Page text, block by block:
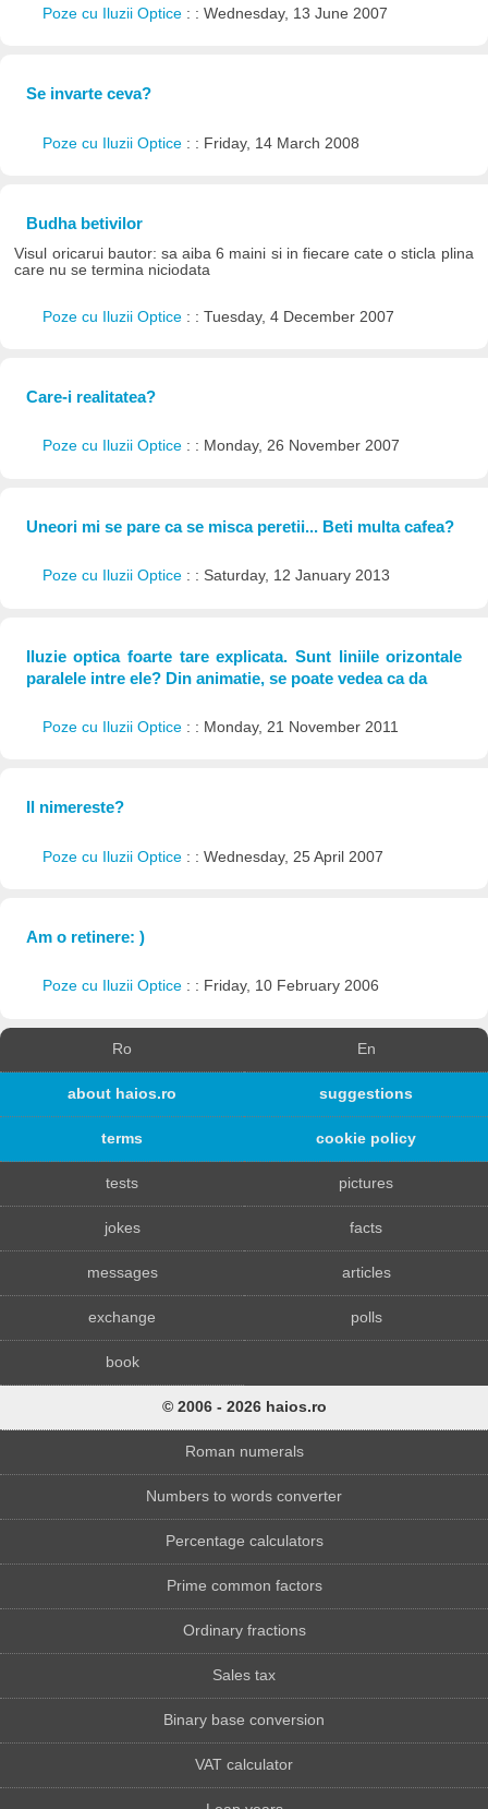
Poze cu Iluzii Optice : : Wednesday, 13 June 2007
Se invarte ceva?
Poze cu Iluzii Optice : : Friday, 14 March 2008
Budha betivilor
Visul oricarui bautor: sa aiba 6 maini si in fiecare cate o sticla plina
care nu se termina niciodata
Poze cu Iluzii Optice : : Tuesday, 4 December 2007
Care-i realitatea?
Poze cu Iluzii Optice : : Monday, 26 November 2007
Uneori mi se pare ca se misca peretii... Beti multa cafea?
Poze cu Iluzii Optice : : Saturday, 12 January 2013
Iluzie optica foarte tare explicata. Sunt liniile orizontale
paralele intre ele? Din animatie, se poate vedea ca da
Poze cu Iluzii Optice : : Monday, 21 November 2011
Il nimereste?
Poze cu Iluzii Optice : : Wednesday, 25 April 2007
Am o retinere: )
Poze cu Iluzii Optice : : Friday, 10 February 2006
Ro En
about haios.ro suggestions
terms cookie policy
tests pictures
jokes facts
messages articles
exchange polls
book
© 2006 - 2026 haios.ro
Roman numerals
Numbers to words converter
Percentage calculators
Prime common factors
Ordinary fractions
Sales tax
Binary base conversion
VAT calculator